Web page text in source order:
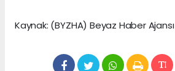
Kaynak: (BYZHA) Beyaz Haber Ajansı